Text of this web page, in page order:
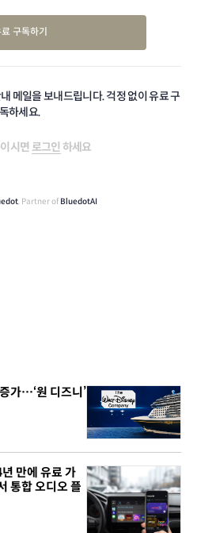
구독하기
메일을 보내드립니다. 걱정 없이 유료 구
독하세요.
시면 로그인 하세요
, Partner of BluedotAI
가…‘원 디즈니’
만에 유료 가
통합 오디오 플